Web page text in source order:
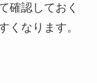
確認しておく
くなります。